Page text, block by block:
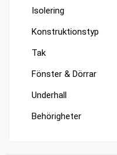
Isolering
Konstruktionstyp
Tak
Fönster & Dörrar
Underhall
Behörigheter